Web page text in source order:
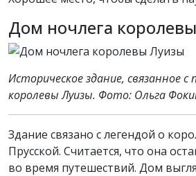
Дом ночлега
Историческое здание, связанное
королевы Луизы. Фото: Ольга
Здание связано с легендой о
Прусской. Считается, что она
во время путешествий. Дом